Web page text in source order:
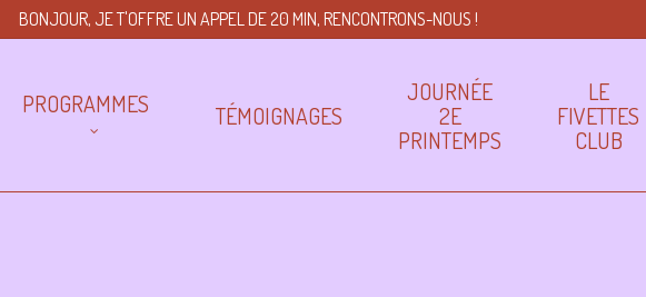
BONJOUR, JE T'OFFRE UN APPEL DE 20 MIN, RENCONTRONS-NOUS !
PROGRAMMES TÉMOIGNAGES
JOURNÉE
2E
PRINTEMPS
LE
FIVETTES
CLUB